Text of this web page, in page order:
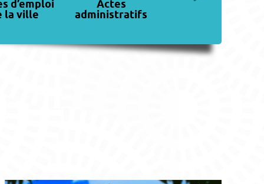
d’emploi
la ville
Actes
administratifs
Portail